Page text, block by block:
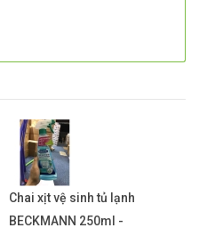
Chai xịt vệ sinh tủ lạnh
BECKMANN 250ml -